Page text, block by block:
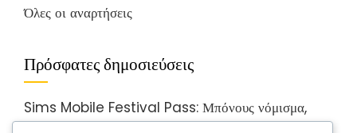
Όλες οι αναρτήσεις
Πρόσφατες δημοσιεύσεις
Sims Mobile Festival Pass: Μπόνους νόμισμα,